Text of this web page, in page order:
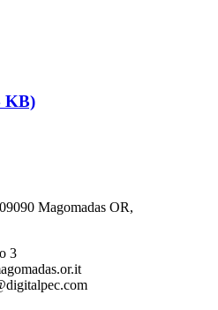
KB)
Magomadas OR,
3